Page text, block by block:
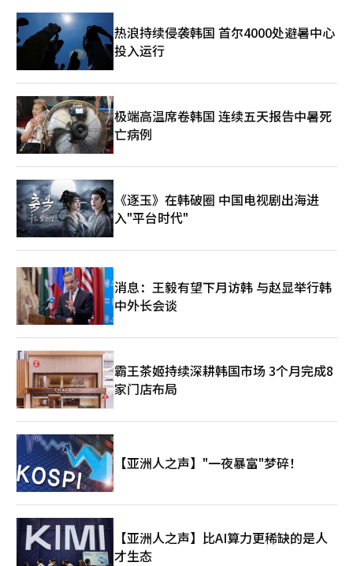
和汇市数据。【图片提供 韩联社】
热浪持续侵袭韩国 首尔4000处避暑中心
投入运行
极端高温席卷韩国 连续五天报告中暑死
亡病例
《逐玉》在韩破圈 中国电视剧出海进
入"平台时代"
消息：王毅有望下月访韩 与赵显举行韩
中外长会谈
霸王茶姬持续深耕韩国市场 3个月完成8
家门店布局
【亚洲人之声】"一夜暴富"梦碎！
【亚洲人之声】比AI算力更稀缺的是人
才生态